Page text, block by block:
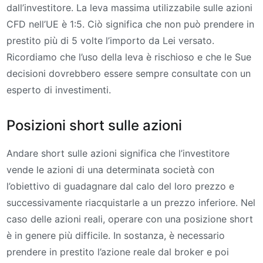
dall’investitore. La leva massima utilizzabile sulle azioni
CFD nell’UE è 1:5. Ciò significa che non può prendere in
prestito più di 5 volte l’importo da Lei versato.
Ricordiamo che l’uso della leva è rischioso e che le Sue
decisioni dovrebbero essere sempre consultate con un
esperto di investimenti.
Posizioni short sulle azioni
Andare short sulle azioni significa che l’investitore
vende le azioni di una determinata società con
l’obiettivo di guadagnare dal calo del loro prezzo e
successivamente riacquistarle a un prezzo inferiore. Nel
caso delle azioni reali, operare con una posizione short
è in genere più difficile. In sostanza, è necessario
prendere in prestito l’azione reale dal broker e poi